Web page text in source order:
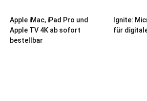
Apple iMac, iPad Pro und
Apple TV 4K ab sofort
bestellbar
Ignite:
für